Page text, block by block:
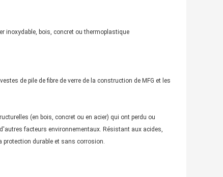
inoxydable, bois, concret ou thermoplastique
de pile de fibre de verre de la construction de MFG et les
(en bois, concret ou en acier) qui ont perdu ou
facteurs environnementaux. Résistant aux acides,
protection durable et sans corrosion.